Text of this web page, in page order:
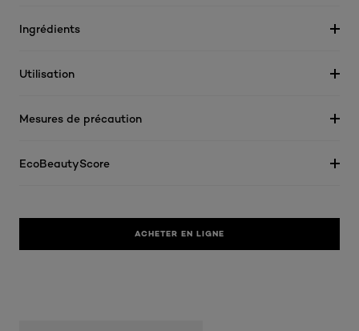
Ingrédients
Utilisation
Mesures de précaution
EcoBeautyScore
ACHETER EN LIGNE